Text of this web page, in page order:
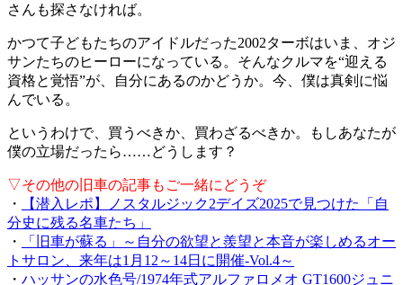
さんも探さなければ。
かつて子どもたちのアイドルだった2002ターボはいま、オジ
サンたちのヒーローになっている。そんなクルマを“迎える
資格と覚悟”が、自分にあるのかどうか。今、僕は真剣に悩
んでいる。
というわけで、買うべきか、買わざるべきか。もしあなたが
僕の立場だったら……どうします？
▽その他の旧車の記事もご一緒にどうぞ
・
【潜入レポ】ノスタルジック2デイズ2025で見つけた「自
分史に残る名車たち」
・
「旧車が蘇る」～自分の欲望と羨望と本音が楽しめるオー
トサロン、来年は1月12～14日に開催-Vol.4～
・ ハッサンの水色号/1974年式アルファロメオ GT1600ジュニ